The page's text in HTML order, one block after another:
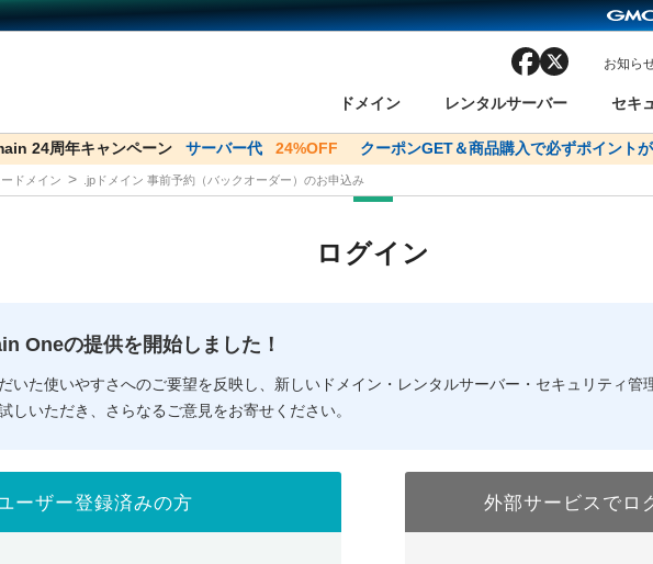
ドメイン
ドメイン検索
ドメイン一括検索
人気ドメインの種類 WHOIS検索
レンタルサーバー
コアサーバー
セキ
Value Domain ネットde診断
お得意様割引
バリュードメインAPI
facebook お知ら
従来のバリュードメインをご利用希望の方 おすすめ One レンタルサーバーを含
以下でもログイン
従来のバリュードメインをご利用希望の方 おすすめ One レンタルサーバーを含
以下でも登録可能
24周年キャンペーン サーバー代 24%OFF クーポンGET＆商品購入で必ずポイントが
co.jpドメイン✕コアサーバーV2ビジネス応援キャンペーン サーバー料金1年間無料
ドメイン .jpドメイン 事前予約（バックオーダー）のお申込み
ログイン
Oneの提供を開始しました！
いた使いやすさへのご要望を反映し、新しいドメイン・レンタルサーバー・セキュリティ管
しいただき、さらなるご意見をお寄せください。
ーザー登録済みの方 外部サービスでロ